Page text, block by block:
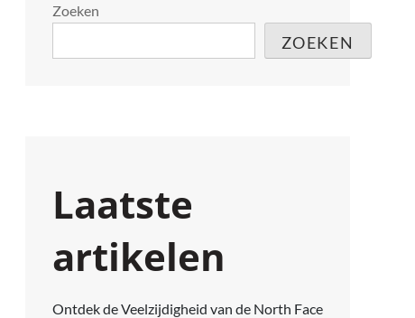
Zoeken
ZOEKEN
Laatste
artikelen
Ontdek de Veelzijdigheid van de North Face